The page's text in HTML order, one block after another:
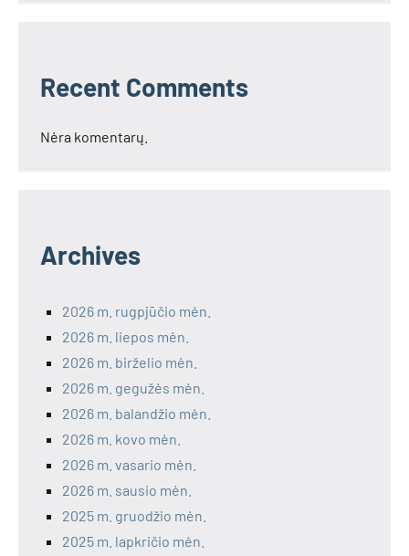
Recent Comments
Nėra komentarų.
Archives
2026 m. rugpjūčio mėn.
2026 m. liepos mėn.
2026 m. birželio mėn.
2026 m. gegužės mėn.
2026 m. balandžio mėn.
2026 m. kovo mėn.
2026 m. vasario mėn.
2026 m. sausio mėn.
2025 m. gruodžio mėn.
2025 m. lapkričio mėn.